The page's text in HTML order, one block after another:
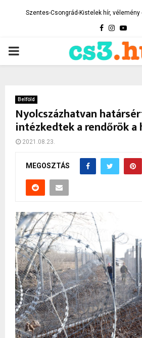
Szentes-Csongrád-Kistelek hír,
Facebook
PRIMARY
Belföld
Nyolcszázhatvan
intézkedtek a rendőrök a
2021.08.23.
MEGOSZTÁS